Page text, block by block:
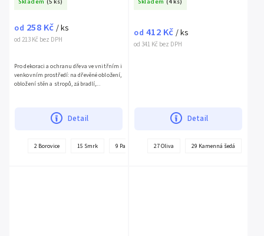
od 213 Kč bez DPH
od 258 Kč / ks
Detail
Pro dekoraci a ochranu dřeva ve vnitřním i
venkovním prostředí: na dřevěné obložení,
obložení stěn a stropů, zábradlí,...
2 Borovice 15 Smrk 9 Palisandr 6 Třešeň 4 Ořech
od 341 Kč bez DPH
od 412 Kč / ks
Detail
27 Oliva 29 Kamenná šedá